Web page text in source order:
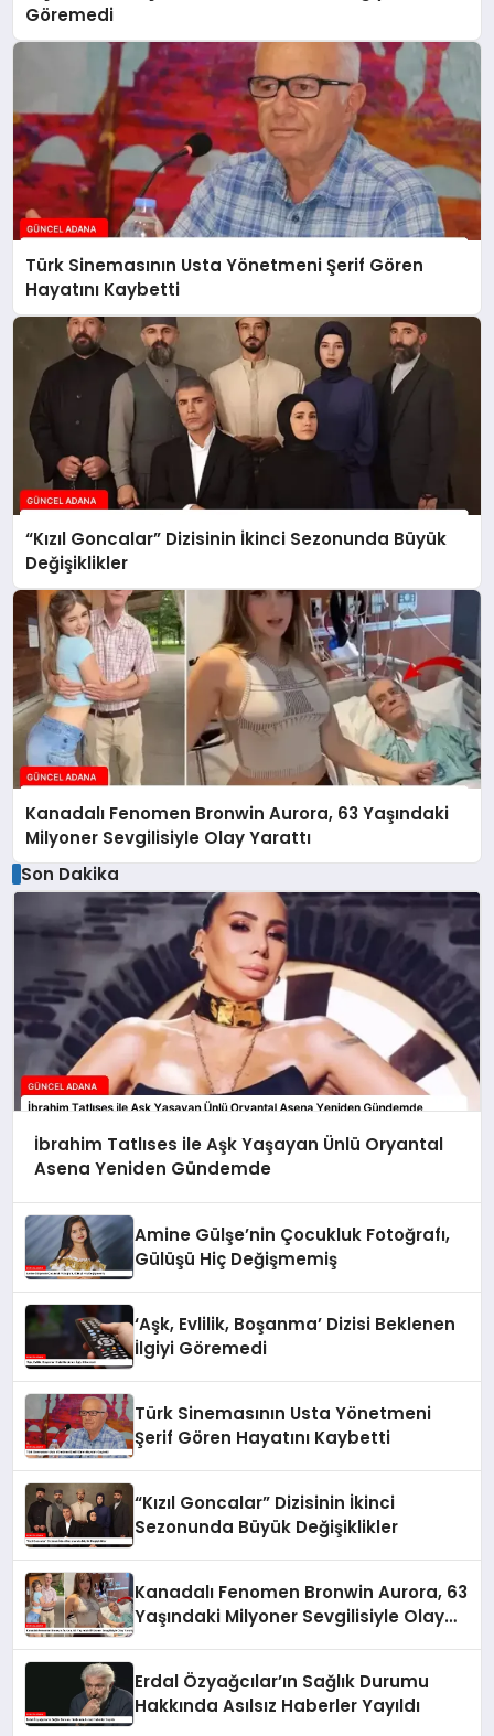
Göremedi
Türk Sinemasının Usta Yönetmeni Şerif Gören
Hayatını Kaybetti
“Kızıl Goncalar” Dizisinin İkinci Sezonunda Büyük
Değişiklikler
Kanadalı Fenomen Bronwin Aurora, 63 Yaşındaki
Milyoner Sevgilisiyle Olay Yarattı
Son Dakika
İbrahim Tatlıses ile Aşk Yaşayan Ünlü Oryantal
Asena Yeniden Gündemde
Amine Gülşe’nin Çocukluk Fotoğrafı,
Gülüşü Hiç Değişmemiş
‘Aşk, Evlilik, Boşanma’ Dizisi Beklenen
İlgiyi Göremedi
Türk Sinemasının Usta Yönetmeni
Şerif Gören Hayatını Kaybetti
“Kızıl Goncalar” Dizisinin İkinci
Sezonunda Büyük Değişiklikler
Kanadalı Fenomen Bronwin Aurora, 63
Yaşındaki Milyoner Sevgilisiyle Olay
Erdal Özyağcılar’ın Sağlık Durumu
Hakkında Asılsız Haberler Yayıldı